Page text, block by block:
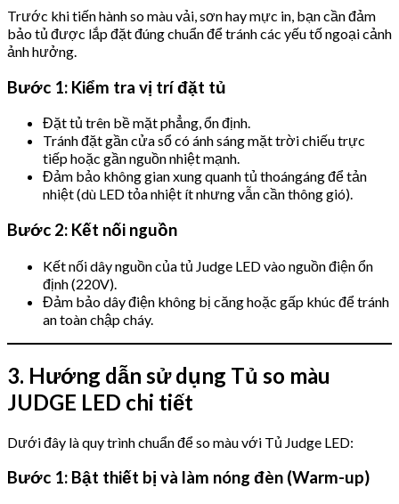
Trước khi tiến hành so màu vải, sơn hay mực in, bạn cần đảm
bảo tủ được lắp đặt đúng chuẩn để tránh các yếu tố ngoại cảnh
ảnh hưởng.
Bước 1: Kiểm tra vị trí đặt tủ
Đặt tủ trên bề mặt phẳng, ổn định.
Tránh đặt gần cửa sổ có ánh sáng mặt trời chiếu trực
tiếp hoặc gần nguồn nhiệt mạnh.
Đảm bảo không gian xung quanh tủ thoángáng để tản
nhiệt (dù LED tỏa nhiệt ít nhưng vẫn cần thông gió).
Bước 2: Kết nối nguồn
Kết nối dây nguồn của tủ Judge LED vào nguồn điện ổn
định (220V).
Đảm bảo dây điện không bị căng hoặc gấp khúc để tránh
an toàn chập cháy.
3. Hướng dẫn sử dụng Tủ so màu
JUDGE LED chi tiết
Dưới đây là quy trình chuẩn để so màu với Tủ Judge LED:
Bước 1: Bật thiết bị và làm nóng đèn (Warm-up)